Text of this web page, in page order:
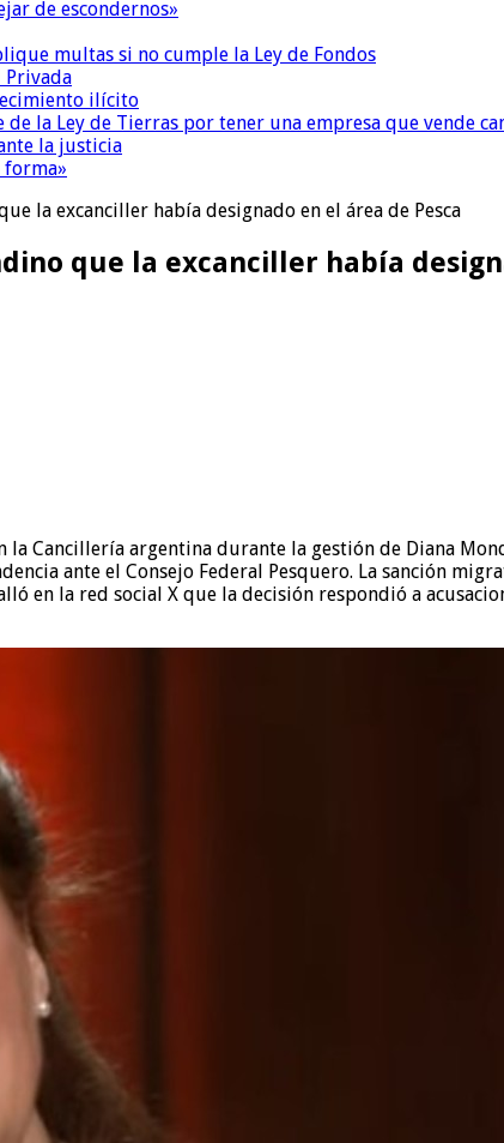
de escondernos»
multas si no cumple la Ley de Fondos
Privada
ilícito
la Ley de Tierras por tener una empresa que vende
la justicia
forma»
la excanciller había designado en el área de Pesca
que la excanciller había
la Cancillería argentina durante la gestión de Diana
ante el Consejo Federal Pesquero. La sanción
en la red social X que la decisión respondió a